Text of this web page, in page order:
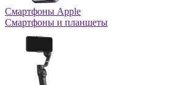
Смартфоны Apple
Смартфоны и планшеты